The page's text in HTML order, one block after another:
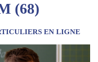
(68)
EN LIGNE